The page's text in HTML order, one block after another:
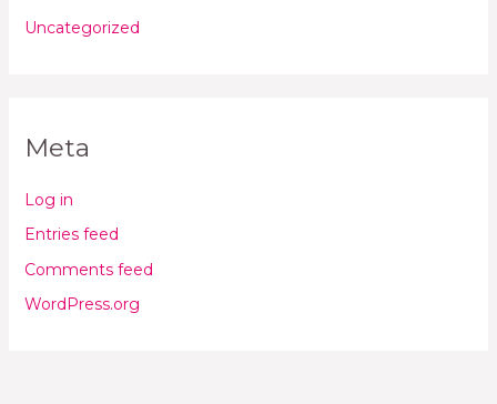
Uncategorized
Meta
Log in
Entries feed
Comments feed
WordPress.org